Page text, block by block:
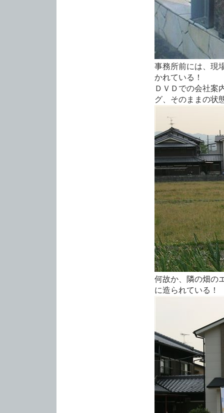
事務所前には、現
かれている！
ＤＶＤでの会社案
グ、そのままの状
何故か、隣の畑の
に造られている！